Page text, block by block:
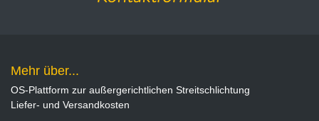
Mehr über...
OS-Plattform zur außergerichtlichen Streitschlichtung
Liefer- und Versandkosten